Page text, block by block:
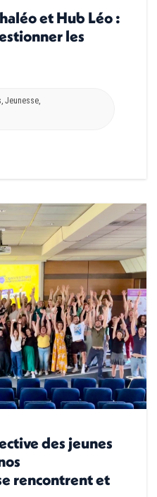
et Hub Léo :
les
Jeunesse
des jeunes
rencontrent et